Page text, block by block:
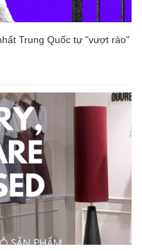
Trung Quốc tự "vượt rào"